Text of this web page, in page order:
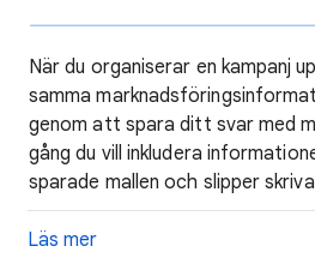
När du organiserar en kampanj
samma
genom att spara ditt svar med
gång du vill inkludera
sparade mallen och slipper
Läs mer